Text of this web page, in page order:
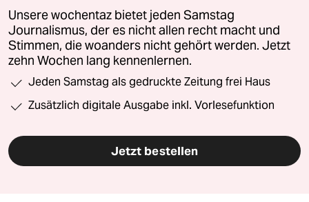
Unsere wochentaz bietet jeden Samstag
Journalismus, der es nicht allen recht macht und
Stimmen, die woanders nicht gehört werden. Jetzt
zehn Wochen lang kennenlernen.
Jeden Samstag als gedruckte Zeitung frei Haus
Zusätzlich digitale Ausgabe inkl. Vorlesefunktion
Jetzt bestellen